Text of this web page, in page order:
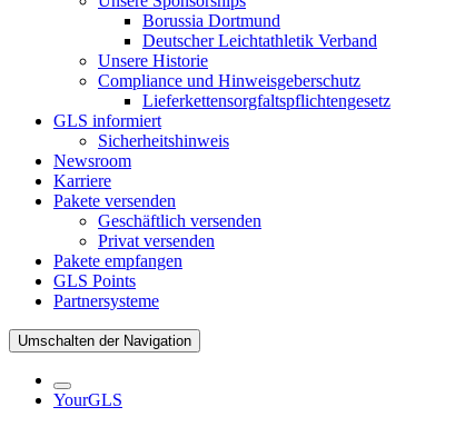
Borussia Dortmund
Deutscher Leichtathletik Verband
Unsere Historie
Compliance und Hinweisgeberschutz
Lieferkettensorgfaltspflichtengesetz
GLS informiert
Sicherheitshinweis
Newsroom
Karriere
Pakete versenden
Geschäftlich versenden
Privat versenden
Pakete empfangen
GLS Points
Partnersysteme
Umschalten der Navigation
YourGLS